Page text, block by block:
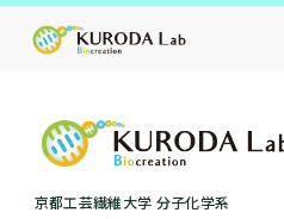
京都⼯芸繊維⼤学 分⼦化学系